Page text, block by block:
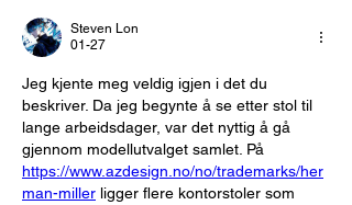
Steven Lon
01-27
Jeg kjente meg veldig igjen i det du
beskriver. Da jeg begynte å se etter stol til
lange arbeidsdager, var det nyttig å gå
https://www.azdesign.no/no/trademarks/her
man-miller ligger flere kontorstoler som